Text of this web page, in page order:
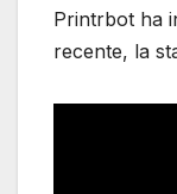
Printrbot ha
recente, la